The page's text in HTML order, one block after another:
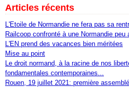
Articles récents
L'Etoile de Normandie ne fera pas sa
Railcoop confronté à une Normandie peu
L'EN prend des vacances bien méritées
Mise au point
Le droit normand, à la racine de nos
fondamentales contemporaines...
Rouen, 19 juillet 2021: première